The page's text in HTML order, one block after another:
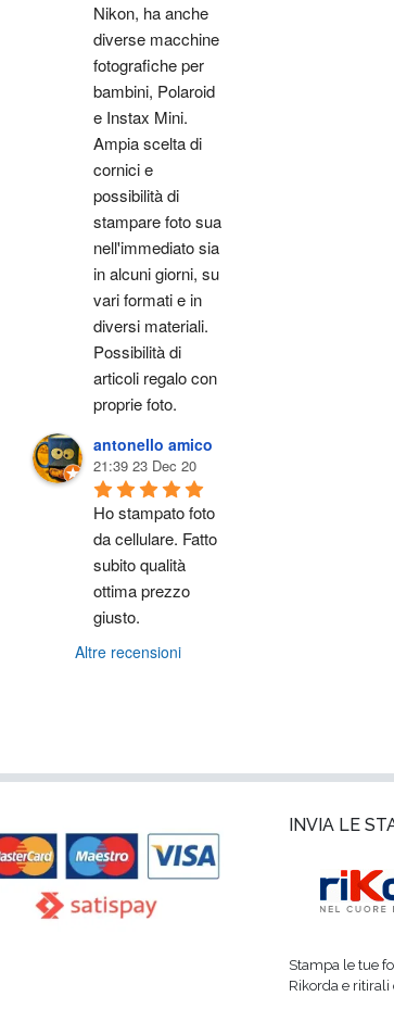
Nikon, ha anche
diverse macchine
fotografiche per
bambini, Polaroid
e Instax Mini.
Ampia scelta di
cornici e
possibilità di
stampare foto sua
nell'immediato sia
in alcuni giorni, su
vari formati e in
diversi materiali.
Possibilità di
articoli regalo con
proprie foto.
antonello amico
21:39 23 Dec 20
Ho stampato foto
da cellulare. Fatto
subito qualità
ottima prezzo
giusto.
Altre recensioni
INVIA LE
Stampa le tue
Rikorda e ritirali